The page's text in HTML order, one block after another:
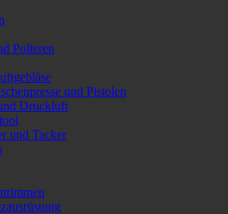
Polieren
und Pistolen
Druckluft
und Tacker